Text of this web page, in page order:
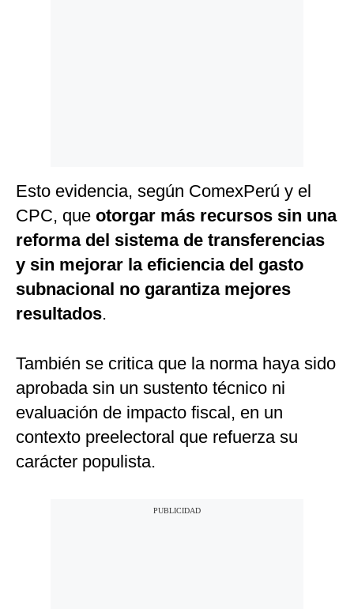
Esto evidencia, según ComexPerú y el
CPC, que otorgar más recursos sin una
reforma del sistema de transferencias
y sin mejorar la eficiencia del gasto
subnacional no garantiza mejores
resultados.
También se critica que la norma haya sido
aprobada sin un sustento técnico ni
evaluación de impacto fiscal, en un
contexto preelectoral que refuerza su
carácter populista.